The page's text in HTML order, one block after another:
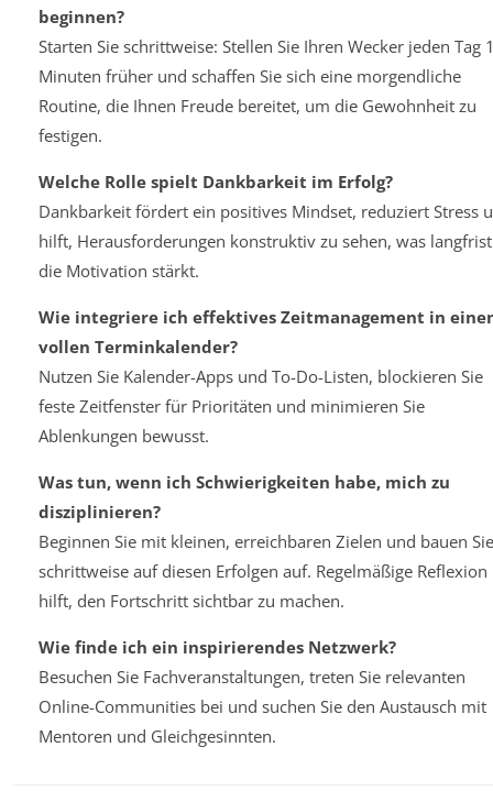
beginnen?
Starten Sie schrittweise: Stellen Sie Ihren Wecker jeden Tag
Minuten früher und schaffen Sie sich eine morgendliche
Routine, die Ihnen Freude bereitet, um die Gewohnheit zu
festigen.
Welche Rolle spielt Dankbarkeit im Erfolg?
Dankbarkeit fördert ein positives Mindset, reduziert Stress
hilft, Herausforderungen konstruktiv zu sehen, was
die Motivation stärkt.
Wie integriere ich effektives Zeitmanagement in
vollen Terminkalender?
Nutzen Sie Kalender-Apps und To-Do-Listen, blockieren Sie
feste Zeitfenster für Prioritäten und minimieren Sie
Ablenkungen bewusst.
Was tun, wenn ich Schwierigkeiten habe, mich zu
disziplinieren?
Beginnen Sie mit kleinen, erreichbaren Zielen und bauen Sie
schrittweise auf diesen Erfolgen auf. Regelmäßige Reflexion
hilft, den Fortschritt sichtbar zu machen.
Wie finde ich ein inspirierendes Netzwerk?
Besuchen Sie Fachveranstaltungen, treten Sie relevanten
Online-Communities bei und suchen Sie den Austausch mit
Mentoren und Gleichgesinnten.